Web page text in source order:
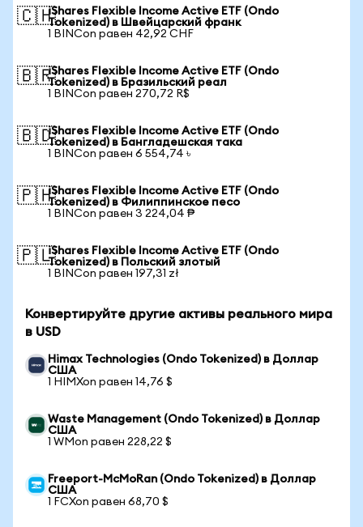
🇨🇭iShares Flexible Income Active ETF (Ondo
Tokenized) в Швейцарский франк
1 BINCon равен 42,92 CHF
🇧🇷iShares Flexible Income Active ETF (Ondo
Tokenized) в Бразильский реал
1 BINCon равен 270,72 R$
🇧🇩iShares Flexible Income Active ETF (Ondo
Tokenized) в Бангладешская така
1 BINCon равен 6 554,74 ৳
🇵🇭iShares Flexible Income Active ETF (Ondo
Tokenized) в Филиппинское песо
1 BINCon равен 3 224,04 ₱
🇵🇱iShares Flexible Income Active ETF (Ondo
Tokenized) в Польский злотый
1 BINCon равен 197,31 zł
Конвертируйте другие активы реального мира
в USD
Himax Technologies (Ondo Tokenized) в Доллар
США
1 HIMXon равен 14,76 $
Waste Management (Ondo Tokenized) в Доллар
США
1 WMon равен 228,22 $
Freeport-McMoRan (Ondo Tokenized) в Доллар
США
1 FCXon равен 68,70 $